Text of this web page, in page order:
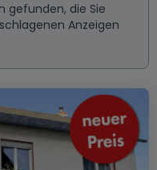
gefunden, die Sie
Anzeigen